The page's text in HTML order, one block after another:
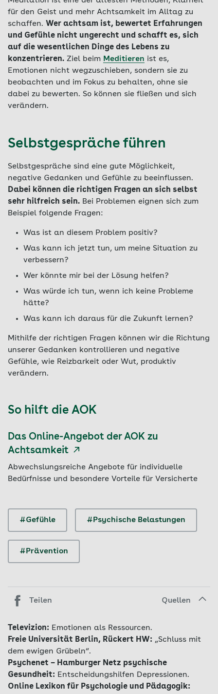
für den Geist und mehr Achtsamkeit im Alltag zu
schaffen. Wer achtsam ist, bewertet Erfahrungen
und Gefühle nicht ungerecht und schafft es, sich
auf die wesentlichen Dinge des Lebens zu
konzentrieren. Ziel beim Meditieren ist es,
Emotionen nicht wegzuschieben, sondern sie zu
beobachten und im Fokus zu behalten, ohne sie
dabei zu bewerten. So können sie fließen und sich
verändern.
Selbstgespräche führen
Selbstgespräche sind eine gute Möglichkeit,
negative Gedanken und Gefühle zu beeinflussen.
Dabei können die richtigen Fragen an sich selbst
sehr hilfreich sein. Bei Problemen eignen sich zum
Beispiel folgende Fragen:
Was ist an diesem Problem positiv?
Was kann ich jetzt tun, um meine Situation zu
verbessern?
Wer könnte mir bei der Lösung helfen?
Was würde ich tun, wenn ich keine Probleme
hätte?
Was kann ich daraus für die Zukunft lernen?
Mithilfe der richtigen Fragen können wir die Richtung
unserer Gedanken kontrollieren und negative
Gefühle, wie Reizbarkeit oder Wut, produktiv
verändern.
So hilft die AOK
Das Online-Angebot der AOK zu
Achtsamkeit
Abwechslungsreiche Angebote für individuelle
Bedürfnisse und besondere Vorteile für Versicherte
#Gefühle #Psychische Belastungen
#Prävention
Teilen Quellen
Televizion: Emotionen als Ressourcen.
Freie Universität Berlin, Rückert HW: „Schluss mit
dem ewigen Grübeln“.
Psychenet – Hamburger Netz psychische
Gesundheit: Entscheidungshilfen Depressionen.
Online Lexikon für Psychologie und Pädagogik: